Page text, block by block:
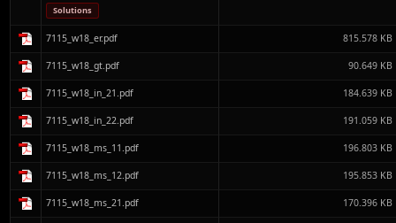
Solutions
7115_w18_er.pdf 815.578 KB
7115_w18_gt.pdf 90.649 KB
7115_w18_in_21.pdf 184.639 KB
7115_w18_in_22.pdf 191.059 KB
7115_w18_ms_11.pdf 196.803 KB
7115_w18_ms_12.pdf 195.853 KB
7115_w18_ms_21.pdf 170.396 KB